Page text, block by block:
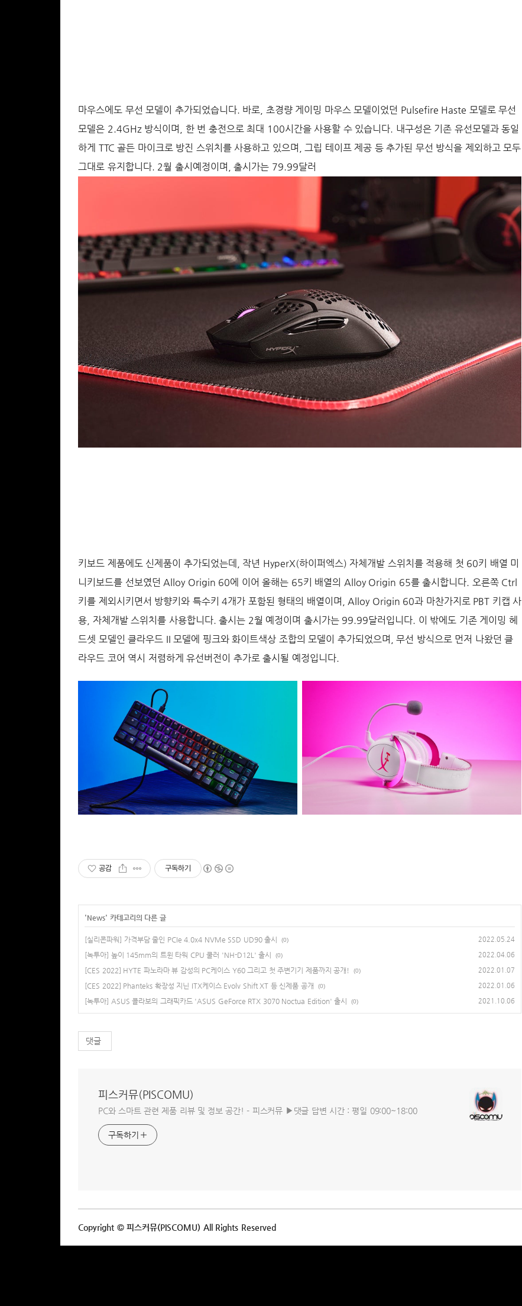
마우스에도 무선 모델이 추가되었습니다. 바로, 초경량 게이밍 마우스 모델이었던 Pulsefire Haste 모델로 무선
모델은 2.4GHz 방식이며, 한 번 충전으로 최대 100시간을 사용할 수 있습니다. 내구성은 기존 유선모델과 동일
하게 TTC 골든 마이크로 방진 스위치를 사용하고 있으며, 그립 테이프 제공 등 추가된 무선 방식을 제외하고 모두
그대로 유지합니다. 2월 출시예정이며, 출시가는 79.99달러
키보드 제품에도 신제품이 추가되었는데, 작년 HyperX(하이퍼엑스) 자체개발 스위치를 적용해 첫 60키 배열 미
니키보드를 선보였던 Alloy Origin 60에 이어 올해는 65키 배열의 Alloy Origin 65를 출시합니다. 오른쪽 Ctrl
키를 제외시키면서 방향키와 특수키 4개가 포함된 형태의 배열이며, Alloy Origin 60과 마찬가지로 PBT 키캡 사
용, 자체개발 스위치를 사용합니다. 출시는 2월 예정이며 출시가는 99.99달러입니다. 이 밖에도 기존 게이밍 헤
드셋 모델인 클라우드 II 모델에 핑크와 화이트색상 조합의 모델이 추가되었으며, 무선 방식으로 먼저 나왔던 클
라우드 코어 역시 저렴하게 유선버전이 추가로 출시될 예정입니다.
공감 구독하기
'News' 카테고리의 다른 글
[실리콘파워] 가격부담 줄인 PCIe 4.0x4 NVMe SSD UD90 출시 (0) 2022.05.24
[녹투아] 높이 145mm의 트윈 타워 CPU 쿨러 'NH-D12L' 출시 (0) 2022.04.06
[CES 2022] HYTE 파노라마 뷰 감성의 PC케이스 Y60 그리고 첫 주변기기 제품까지 공개! (0) 2022.01.07
[CES 2022] Phanteks 확장성 지닌 ITX케이스 Evolv Shift XT 등 신제품 공개 (0) 2022.01.06
[녹투아] ASUS 콜라보의 그래픽카드 'ASUS GeForce RTX 3070 Noctua Edition' 출시 (0) 2021.10.06
댓글
피스커뮤(PISCOMU)
PC와 스마트 관련 제품 리뷰 및 정보 공간! - 피스커뮤 ▶댓글 답변 시간 : 평일 09:00~18:00
구독하기
Copyright © 피스커뮤(PISCOMU) All Rights Reserved